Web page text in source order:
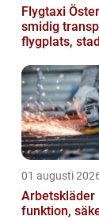
Flygtaxi
smidig
flygplats,
01 augusti
Arbetskläder
funktion,